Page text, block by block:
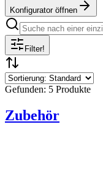
Konfigurator öffnen
Filter!
Gefunden: 5 Produkte
Zubehör